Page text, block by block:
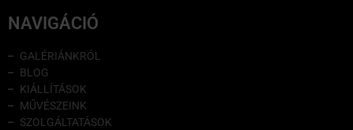
NAVIGÁCIÓ
GALÉRIÁNKRÓL
BLOG
KIÁLLÍTÁSOK
MŰVÉSZEINK
SZOLGÁLTATÁSOK